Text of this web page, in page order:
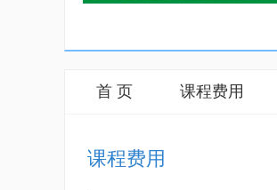
首 页 课程费用
课程费用